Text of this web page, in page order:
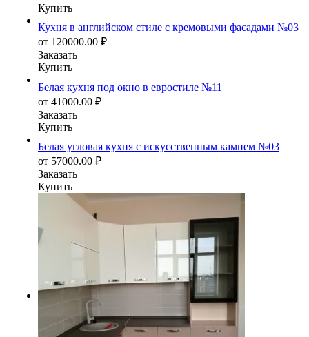
Купить
Кухня в английском стиле с кремовыми фасадами №03
от 120000.00 ₽
Заказать
Купить
Белая кухня под окно в евростиле №11
от 41000.00 ₽
Заказать
Купить
Белая угловая кухня с искусственным камнем №03
от 57000.00 ₽
Заказать
Купить